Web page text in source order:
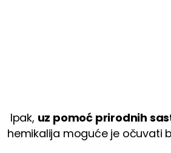
Ipak, uz pomoć prirodnih
hemikalija moguće je očuvati